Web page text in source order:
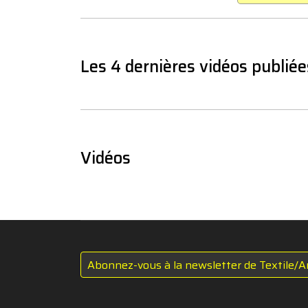
Les 4 dernières vidéos
Vidéos
Abonnez-vous à la newsletter de Textile/